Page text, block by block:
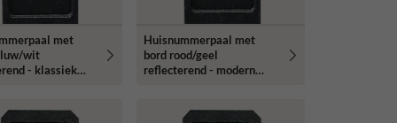
met
wit
- klassiek
Huisnummerpaal met
bord rood/geel
reflecterend - modern